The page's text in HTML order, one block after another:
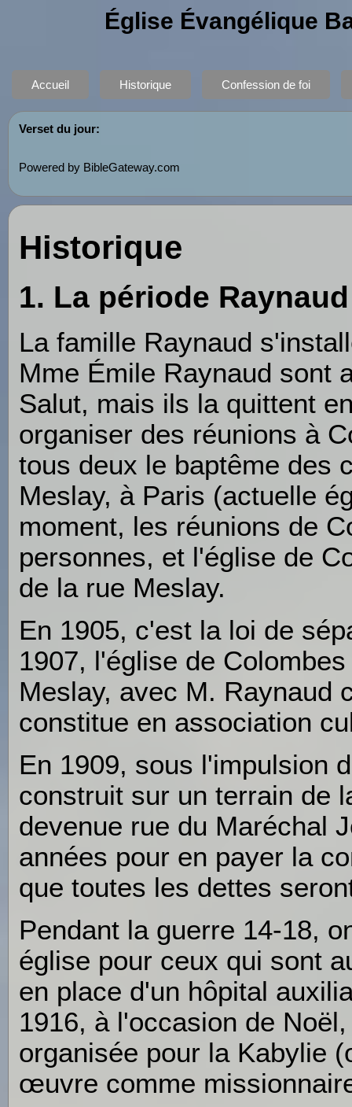
Église Évangélique
Accueil Historique Confession de foi
Verset du jour:
Powered by BibleGateway.com
Historique
1. La période
La famille Raynaud
Mme Émile Raynaud sont
Salut, mais ils la quittent
organiser des réunions à
tous deux le baptême des
Meslay, à Paris (actuelle
moment, les réunions de
personnes, et l'église de
de la rue Meslay.
En 1905, c'est la loi de
1907, l'église de
Meslay, avec M. Raynaud
constitue en association
En 1909, sous l'impulsion
construit sur un terrain de
devenue rue du Maréchal
années pour en payer la
que toutes les dettes
Pendant la guerre 14-18,
église pour ceux qui sont
en place d'un hôpital
1916, à l'occasion de
organisée pour la Kabylie
œuvre comme